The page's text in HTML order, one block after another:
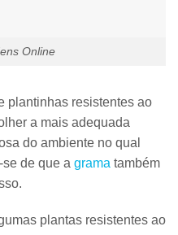
Online
plantinhas resistentes ao
a mais adequada
do ambiente no qual
de que a grama também
plantas resistentes ao